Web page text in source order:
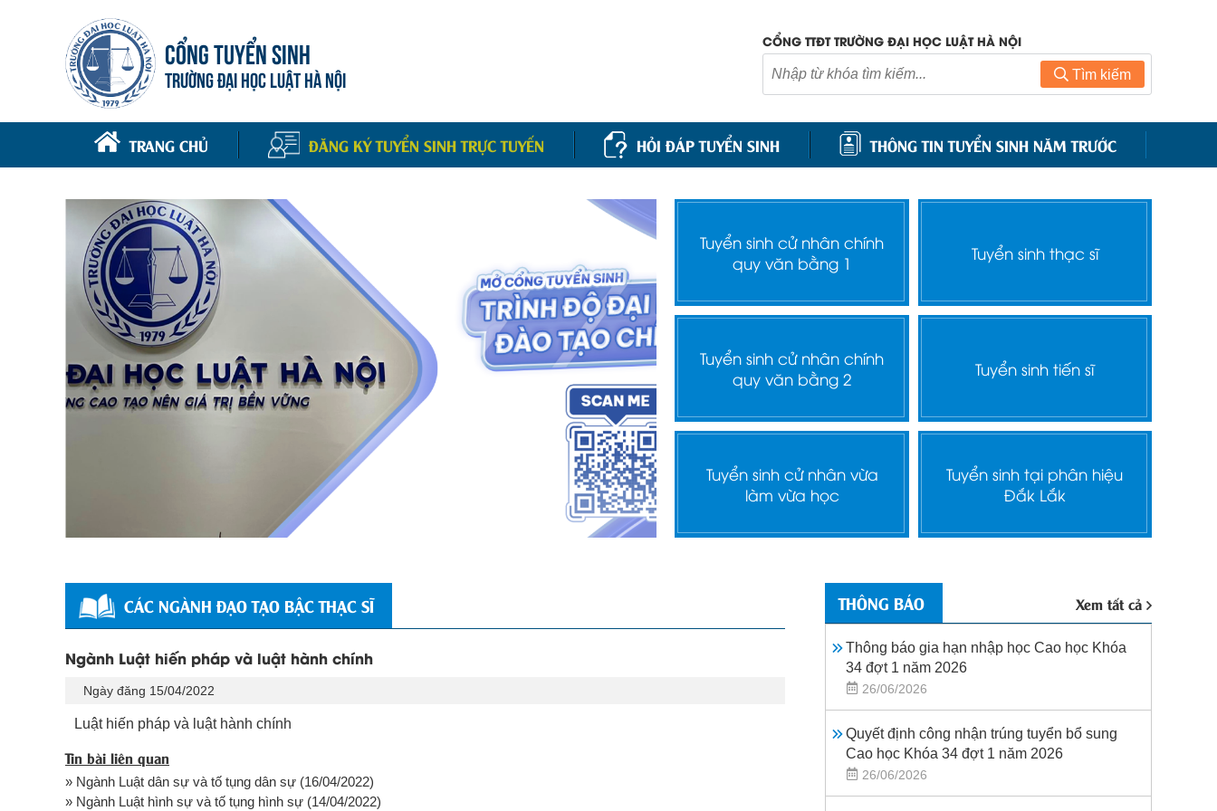
CỔNG TUYỂN SINH
TRƯỜNG ĐẠI HỌC LUẬT HÀ NỘI
CỔNG TTĐT TRƯỜNG ĐẠI HỌC LUẬT HÀ NỘI
Tìm kiếm
TRANG CHỦ ĐĂNG KÝ TUYỂN SINH TRỰC TUYẾN HỎI ĐÁP TUYỂN SINH THÔNG TIN TUYỂN SINH NĂM TRƯỚC
Tuyển sinh cử nhân chính
quy văn bằng 1
Tuyển sinh thạc sĩ
Tuyển sinh cử nhân chính
quy văn bằng 2
Tuyển sinh tiến sĩ
Tuyển sinh cử nhân vừa
làm vừa học
Tuyển sinh tại phân hiệu
Đắk Lắk
CÁC NGÀNH ĐẠO TẠO BẬC THẠC SĨ
Ngành Luật hiến pháp và luật hành chính
Ngày đăng 15/04/2022
Luật hiến pháp và luật hành chính
Tin bài liên quan
» Ngành Luật dân sự và tố tụng dân sự (16/04/2022)
» Ngành Luật hình sự và tố tụng hình sự (14/04/2022)
THÔNG BÁO Xem tất cả
Thông báo gia hạn nhập học Cao học Khóa
34 đợt 1 năm 2026
26/06/2026
Quyết định công nhận trúng tuyển bổ sung
Cao học Khóa 34 đợt 1 năm 2026
26/06/2026